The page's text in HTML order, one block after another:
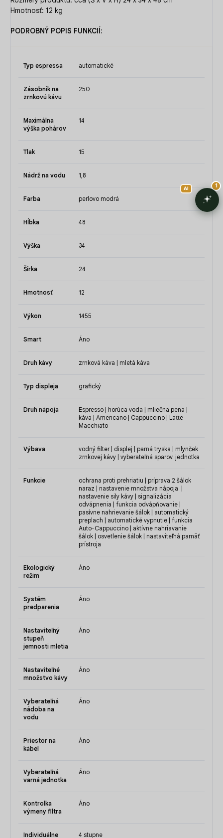
Hmotnosť: 12 kg
PODROBNÝ POPIS FUNKCIÍ:
Typ espressa automatické
Zásobník na
zrnkovú kávu
250
Maximálna
výška pohárov
14
Tlak 15
Nádrž na vodu 1,8
Farba perlovo modrá
Hĺbka 48
Výška 34
Šírka 24
Hmotnosť 12
Výkon 1455
Smart Áno
Druh kávy zrnková káva | mletá káva
Typ displeja grafický
Druh nápoja
Espresso | horúca voda | mliečna pena |
káva | Americano | Cappuccino | Latte
Macchiato
Výbava
vodný filter | displej | parná tryska | mlynček
zrnkovej kávy | vyberateľná sparov. jednotka
Funkcie
ochrana proti prehriatiu | príprava 2 šálok
naraz | nastavenie množstva nápoja |
nastavenie sily kávy | signalizácia
odvápnenia | funkcia odvápňovanie |
pasívne nahrievanie šálok | automatický
preplach | automatické vypnutie | funkcia
Auto-Cappuccino | aktívne nahriavanie
šálok | osvetlenie šálok | nastaviteľná pamäť
prístroja
Ekologický
režim
Áno
Systém
predparenia
Áno
Nastaviteľný
stupeň
jemnosti mletia
Áno
Nastaviteľné
množstvo kávy
Áno
Vyberateľná
nádoba na
vodu
Áno
Priestor na
kábel
Áno
Vyberateľná
varná jednotka
Áno
Kontrolka
výmeny filtra
Áno
Individuálne 4 stupne